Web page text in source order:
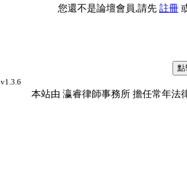
您還不是論壇會員,請先 註冊
v1.3.6
本站由 瀛睿律師事務所 擔任常年法